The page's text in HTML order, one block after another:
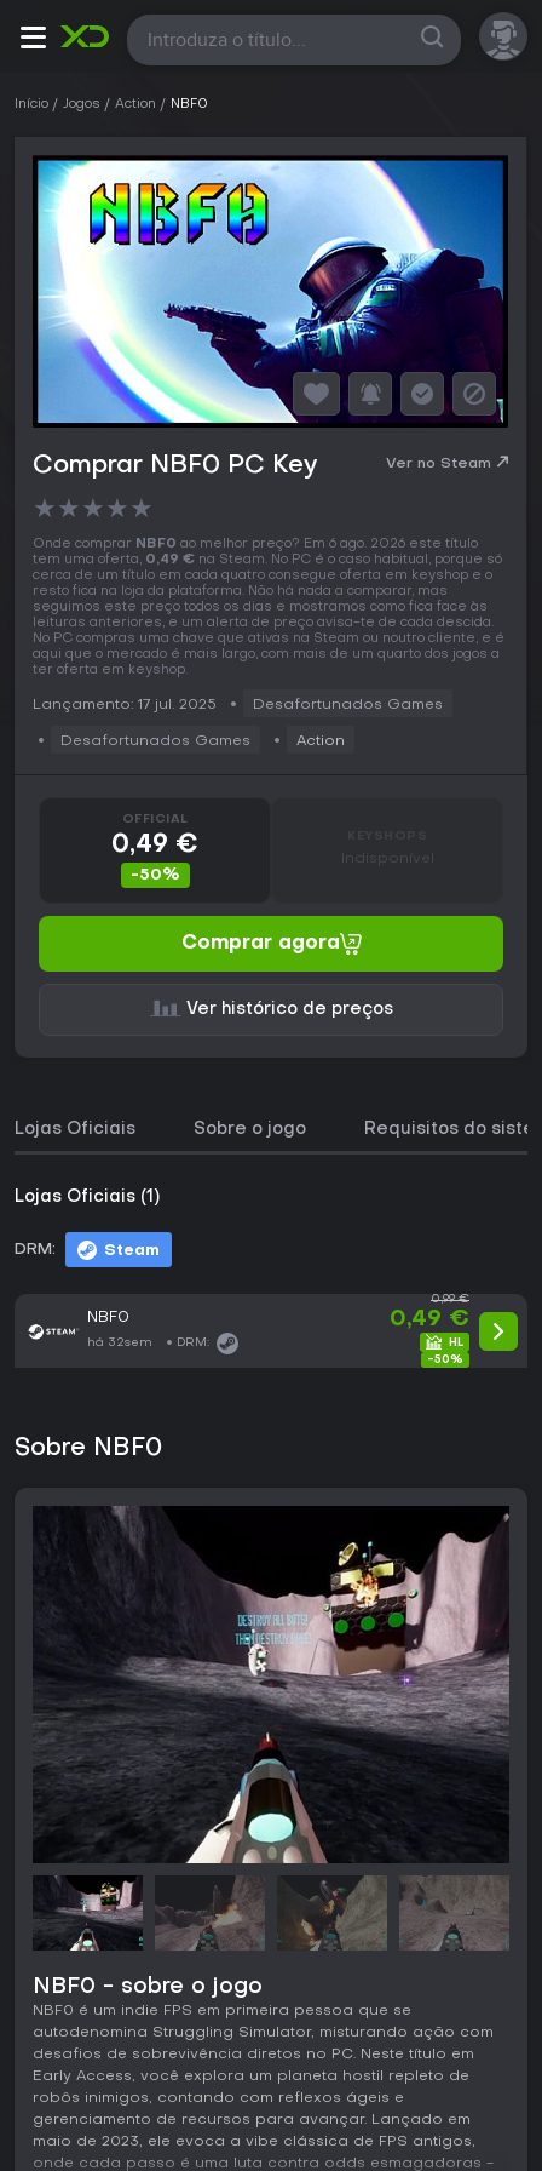
Todas
Início Jogos Action NBF0
Comprar NBF0 PC Key Ver no Steam
★★★★★
Onde comprar NBF0 ao melhor preço? Em 6 ago. 2026 este título
tem uma oferta, 0,49 € na Steam. No PC é o caso habitual, porque só
cerca de um título em cada quatro consegue oferta em keyshop e o
resto fica na loja da plataforma. Não há nada a comparar, mas
seguimos este preço todos os dias e mostramos como fica face às
leituras anteriores, e um alerta de preço avisa-te de cada descida.
No PC compras uma chave que ativas na Steam ou noutro cliente, e é
aqui que o mercado é mais largo, com mais de um quarto dos jogos a
ter oferta em keyshop.
Lançamento: 17 jul. 2025 Desafortunados Games
Desafortunados Games Action
OFFICIAL
0,49 €
-50%
Indisponível
Comprar agora
Ver histórico de preços
Lojas Oficiais Sobre o jogo Requisitos do
Lojas Oficiais (1)
DRM: Steam
NBF0
há 32sem DRM:
0,99 €
0,49 €
-50%
Sobre NBF0
NBF0 - sobre o jogo
NBF0 é um indie FPS em primeira pessoa que se
autodenomina Struggling Simulator, misturando ação com
desafios de sobrevivência diretos no PC. Neste título em
Early Access, você explora um planeta hostil repleto de
robôs inimigos, contando com reflexos ágeis e
gerenciamento de recursos para avançar. Lançado em
maio de 2023, ele evoca a vibe clássica de FPS antigos,
onde cada passo é uma luta contra odds esmagadoras -